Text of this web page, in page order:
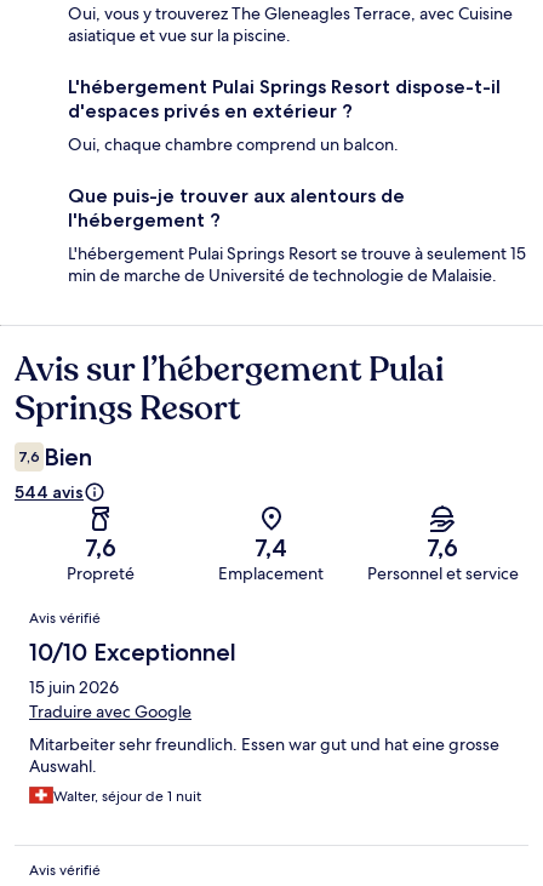
Oui, vous y trouverez The Gleneagles Terrace, avec Cuisine
asiatique et vue sur la piscine.
L'hébergement Pulai Springs Resort dispose-t-il
d'espaces privés en extérieur ?
Oui, chaque chambre comprend un balcon.
Que puis-je trouver aux alentours de
l'hébergement ?
L'hébergement Pulai Springs Resort se trouve à seulement 15
min de marche de Université de technologie de Malaisie.
Avis
Avis sur l’hébergement Pulai
Springs Resort
7,6 Bien
544 avis
7,6
Propreté
7,4
Emplacement
7,6
Personnel et service
Avis
Avis vérifié
10/10 Exceptionnel
15 juin 2026
Traduire avec Google
Mitarbeiter sehr freundlich. Essen war gut und hat eine grosse
Auswahl.
Walter, séjour de 1 nuit
Avis vérifié